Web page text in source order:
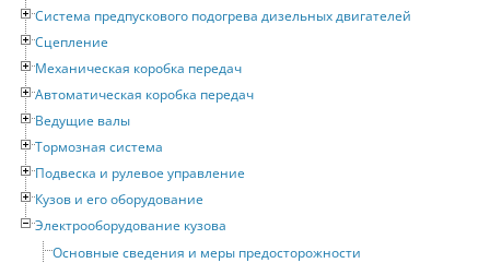
Система предпускового подогрева дизельных двигателей
Сцепление
Механическая коробка передач
Автоматическая коробка передач
Ведущие валы
Тормозная система
Подвеска и рулевое управление
Кузов и его оборудование
Электрооборудование кузова
Основные сведения и меры предосторожности